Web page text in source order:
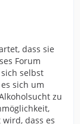
dass sie
Forum
selbst
sich um
zu
dass es